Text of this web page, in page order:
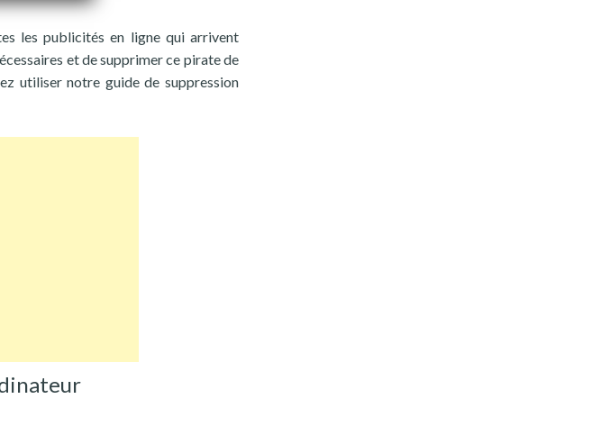
les publicités en ligne qui arrivent
et de supprimer ce pirate de
utiliser notre guide de suppression